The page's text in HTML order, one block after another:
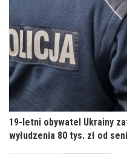
19-letni obywatel Ukrainy
wyłudzenia 80 tys. zł od